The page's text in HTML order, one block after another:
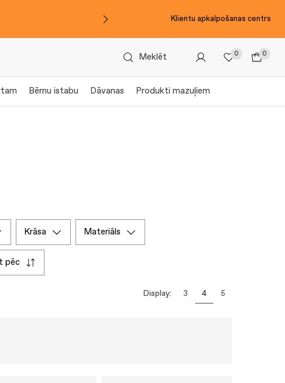
Klientu apkalpošanas centrs
Meklēt 0 0
Bērnu istabu Dāvanas Produkti mazuļiem
krāsa materiāls
pēc
Display: 3 4 5